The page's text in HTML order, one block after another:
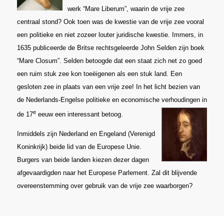
werk “Mare Liberum”, waarin de vrije zee
centraal stond? Ook toen was de kwestie van de vrije zee vooral
een politieke en niet zozeer louter juridische kwestie. Immers, in
1635 publiceerde de Britse rechtsgeleerde John Selden zijn boek
“Mare Closum”. Selden betoogde dat een staat zich net zo goed
een ruim stuk zee kon toeëigenen als een stuk land. Een
gesloten zee in plaats van een vrije zee! In het licht bezien van
de Nederlands-Engelse politieke en economische verhoudingen in
de 17eeeuw een interessant betoog.
Inmiddels zijn Nederland en Engeland (Verenigd
Koninkrijk) beide lid van de Europese Unie.
Burgers van beide landen kiezen dezer dagen
afgevaardigden naar het Europese Parlement. Zal dit blijvende
overeenstemming over gebruik van de vrije zee waarborgen?